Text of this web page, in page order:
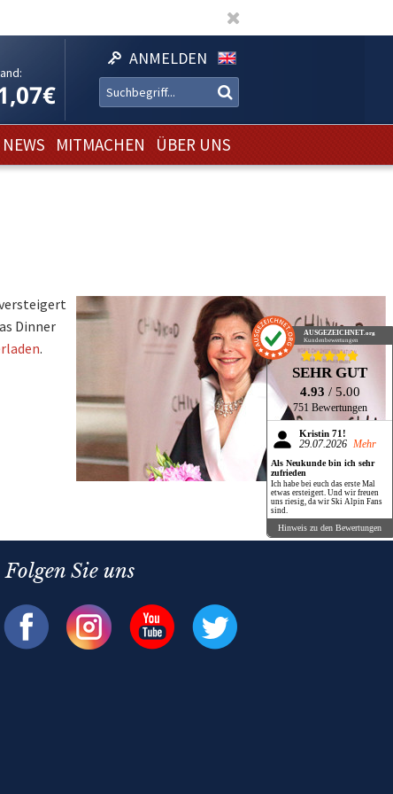
ANMELDEN
NEWS MITMACHEN ÜBER UNS
Dinner
.
Folgen Sie uns
AUSGEZEICHNET.org
Kundenbewertungen
SEHR GUT
4.93 / 5.00
751 Bewertungen
Kristin 71!
29.07.2026 Mehr
Als Neukunde bin ich sehr
zufrieden
Ich habe bei euch das erste Mal
etwas ersteigert. Und wir freuen
uns riesig, da wir Ski Alpin Fans
sind.
Hinweis zu den Bewertungen